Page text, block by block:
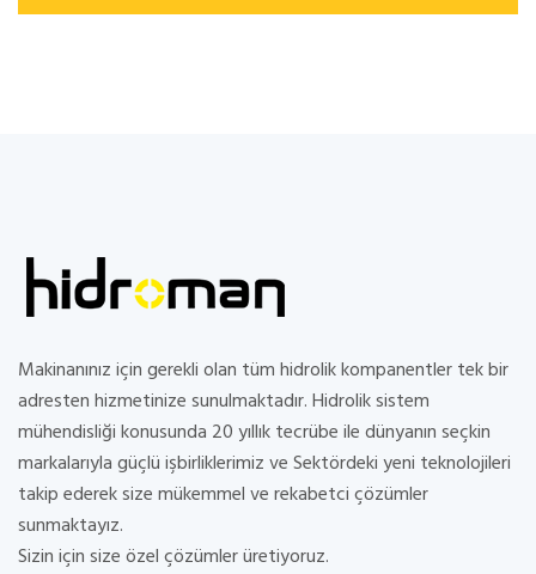
Makinanınız için gerekli olan tüm hidrolik kompanentler tek bir
adresten hizmetinize sunulmaktadır. Hidrolik sistem
mühendisliği konusunda 20 yıllık tecrübe ile dünyanın seçkin
markalarıyla güçlü işbirliklerimiz ve Sektördeki yeni teknolojileri
takip ederek size mükemmel ve rekabetci çözümler
sunmaktayız.
Sizin için size özel çözümler üretiyoruz.